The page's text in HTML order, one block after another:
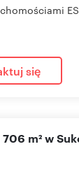
się
706 m² w